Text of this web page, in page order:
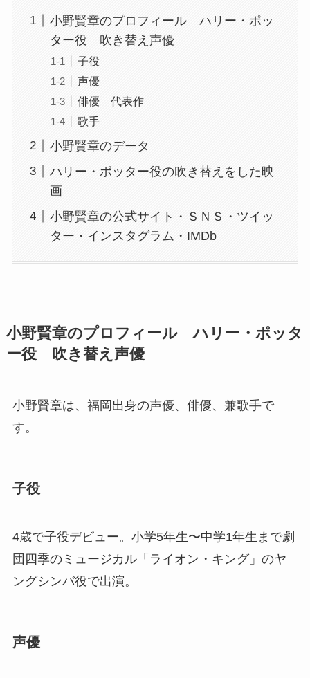
小野賢章のプロフィール ハリー・ポッ
ター役 吹き替え声優
子役
声優
俳優 代表作
歌手
小野賢章のデータ
ハリー・ポッター役の吹き替えをした映
画
小野賢章の公式サイト・ＳＮＳ・ツイッ
ター・インスタグラム・IMDb
小野賢章のプロフィール ハリー・ポッタ
ー役 吹き替え声優
小野賢章は、福岡出身の声優、俳優、兼歌手で
す。
子役
4歳で子役デビュー。小学5年生〜中学1年生まで劇
団四季のミュージカル「ライオン・キング」のヤ
ングシンバ役で出演。
声優